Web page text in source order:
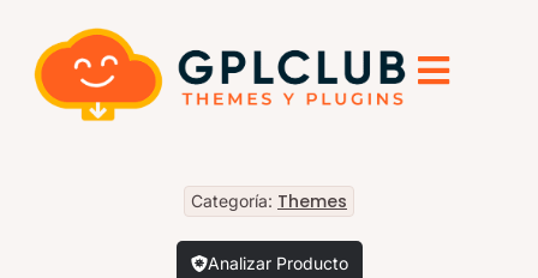
Categoría: Themes
Analizar Producto